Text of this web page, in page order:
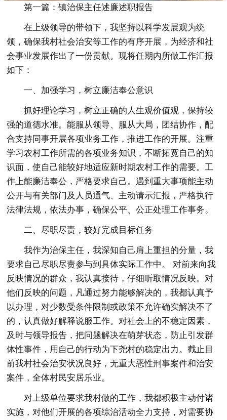
第一篇：镇治保主任述廉述职报告
在上级领导的带领下，我坚持以科学发展观为统
领，确保我村社会治安等工作的有序开展，为经济和社
会事业发展作出了一份贡献。现将任期内所做工作汇报
如下：
一、加强学习，树立廉洁奉公意识
抓好理论学习，树立正确的人生观价值观，保持较
强的道德水准。能服从领导、服从大局，团结协作，配
合支持同事开展各项业务工作，推进工作的开展。注重
学习农村工作所需的各项业务知识，不断拓宽自己的知
识面，使自己能较好地适应新时期农村工作的需要。工
作上能廉洁奉公，严格要求自己。遇到重大事项能主动
公开与有关部门及人员通气、主动请示汇报，严格执行
法律法规，依法办事，确保公平、公正处理工作事务。
二、尽职尽责，较好完成目标任务
我作为治保主任，我深知自己肩上重担的分量，我
要求自己尽职尽责参与到具体实际工作中。 对前来向我
反映情况的群众，我认真接待，仔细听取情况反映。对
他们反映的问题，凡通过努力能够解决的，我都认真予
以办理，对少数受条件限制或政策不允许确实解决不了
的，认真做好解释说服工作。对社会上的不稳定因素，
及时与领导报告，把问题解决在萌芽状态，防止引发群
体性事件，用自己的行动为下尧村的稳定出力。截止目
前我村社会治安状况良好，无重大恶性刑事案件和治安
案件，全体村民安居乐业。
对上级单位要求我村做的工作，我都积极主动付诸
实施，对他们开展的各项综治活动全力支持，对需要协